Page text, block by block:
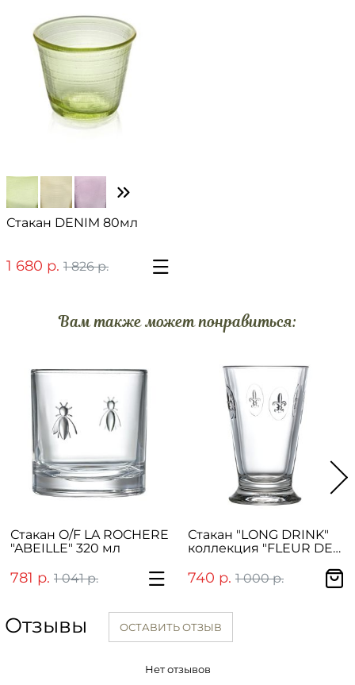
Стакан DENIM 80мл
1 680 р. 1 826 р.
Вам также может понравиться:
Стакан O/F LA ROCHERE
"ABEILLE" 320 мл
781 р. 1 041 р.
Стакан "LONG DRINK"
коллекция "FLEUR DE
740 р. 1 000 р.
Отзывы ОСТАВИТЬ ОТЗЫВ
Нет отзывов